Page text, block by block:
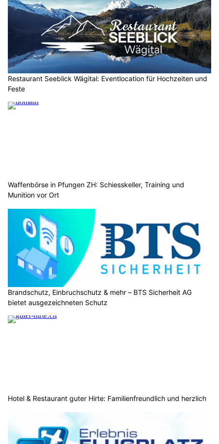
Restaurant Seeblick Wägital: Eventlocation für Hochzeiten und
Feste
Waffenbörse in Pfungen ZH: Schiesskeller, Training und
Munition vor Ort
Brandschutz, Einbruchschutz & mehr – BTS Sicherheit AG
bietet ausgezeichneten Schutz
Hotel & Restaurant guter Hirte: Familienfreundlich und herzlich